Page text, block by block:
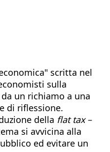
scritta nel
sulla
un richiamo a una
di riflessione.
della flat tax–
si avvicina alla
ed evitare un